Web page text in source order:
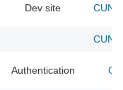
Dev site
Authentication